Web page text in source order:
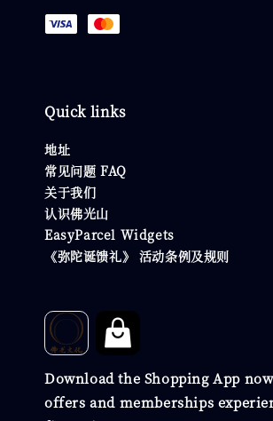
Quick links
地址
常见问题 FAQ
关于我们
认识佛光山
EasyParcel Widgets
《弥陀诞馈礼》 活动条例及规则
Download the Shopping App
offers and memberships